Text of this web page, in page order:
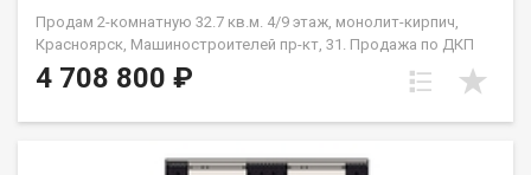
Продам 2-комнатную 32.7 кв.м. 4/9 этаж, монолит-кирпич,
Красноярск, Машиностроителей пр-кт, 31. Продажа по ДКП
НЕ ОТ ЗАСТРОЙЩИКА
4 708 800 ₽